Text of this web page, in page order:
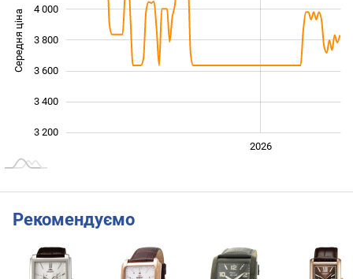
Середня ціна 3 200
3 200
3 400
3 600
3 800
4 000
2026
Рекомендуємо